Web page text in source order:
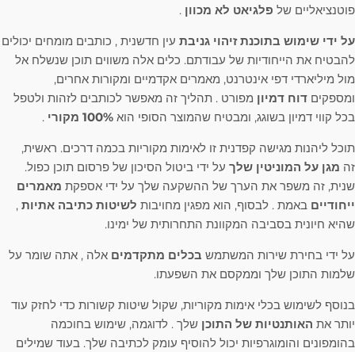
פוטנציאליים של פלגיאט לא מכוון .
על ידי שימוש בתוכנת זיהוי גניבת עין חדשנית , כותבים מומחים יכולים
להבטיח את הייחודיות של עבודתם. כלים אלה משווים תוכן שנשלח אל
מול מיליארדי דפי אינטרנט, מאמרים אקדמיים ומקורות אחרים,
ומספקים דוח דמיון מפורט . תהליך זה מאפשר לכותבים לזהות ולטפל
בכל קווי דמיון בשוגג, ומבטיח שהמוצר הסופי הוא 100% מקורי .
תוכל ליהנות מגישה קפדנית זו לאימות מקוריות בכמה דרכים. ראשית,
זה מגן על המוניטין שלך על ידי ביטול הסיכון של פרסום תוכן כפול.
שנית, זה משפר את הערך של ההשקעה שלך על ידי אספקת מאמרים
ייחודיים באמת . לבסוף, הוא מפגין מחויבות לשיטות כתיבה אתיות ,
שהיא חיונית בסביבה המקוונת התחרותית של ימינו.
על ידי בחירת שירות המשתמש בכלים מתקדמים אלה , אתה שומר על
שלמות התוכן שלך וממקסם את השפעתו.
בנוסף לשימוש בכלי אימות מקוריות, שקול שיטות קשורות כדי לחזק עוד
יותר את האותנטיות של התוכן שלך . לדוגמה, שימוש בחוכמה
בהומפונים והומוגרפיות יכול להוסיף עומק לכתיבה שלך. בעוד שמילים